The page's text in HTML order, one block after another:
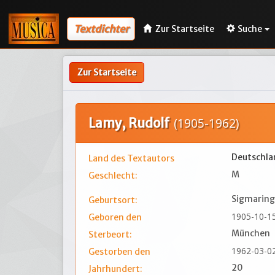
Textdichter Zur Startseite Suche
Zur Startseite
Lamy, Rudolf(1905-1962)
Land des Textautors
Geschlecht:
M
Geburtsort:
Geboren den
1905-10-
Sterbeort:
München
Gestorben den
1962-03-
Jahrhundert: 20